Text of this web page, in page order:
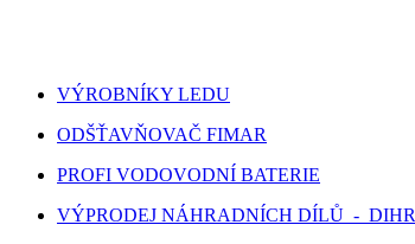
VÝROBNÍKY LEDU
ODŠŤAVŇOVAČ FIMAR
PROFI VODOVODNÍ BATERIE
VÝPRODEJ NÁHRADNÍCH DÍLŮ - DIHR